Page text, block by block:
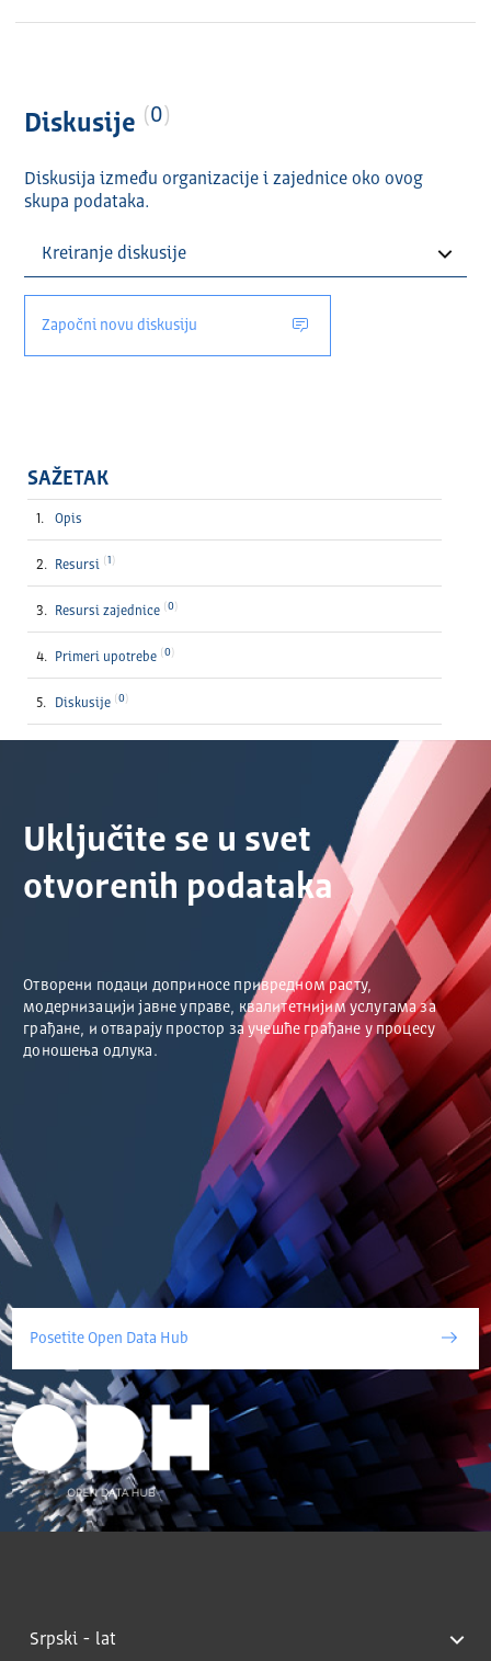
Diskusije 0
Diskusija između organizacije i zajednice oko ovog
skupa podataka.
Započni novu diskusiju
SAŽETAK
Opis
Resursi 1
Resursi zajednice 0
Primeri upotrebe 0
Diskusije 0
Uključite se u svet
otvorenih podataka
Отворени подаци доприносе привредном расту,
модернизацији јавне управе, квалитетнијим услугама за
грађане, и отварају простор за учешће грађане у процесу
доношења одлука.
Posetite Open Data Hub